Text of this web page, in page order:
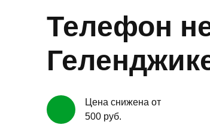
Телефон
Цена снижена от
500 руб.